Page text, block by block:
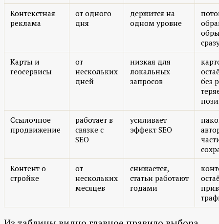
Контекстная
реклама
от одного
дня
держится на
одном уровне
Карты и
геосервисы
от
нескольких
дней
низкая для
локальных
запросов
без
Ссылочное
продвижение
работает в
связке с
SEO
усиливает
эффект SEO
Контент о
стройке
от
нескольких
месяцев
снижается,
статьи работают
годами